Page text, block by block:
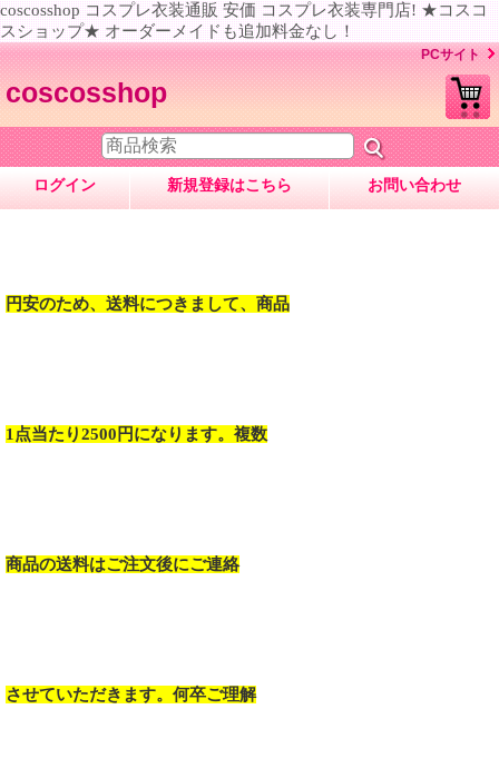
coscosshop コスプレ衣装通販 安価 コスプレ衣装専門店! ★コスコ
スショップ★ オーダーメイドも追加料金なし！
PCサイト
coscosshop
ログイン 新規登録はこちら お問い合わせ
円安のため、送料につきまして、商品
1点当たり2500円になります。複数
商品の送料はご注文後にご連絡
させていただきます。何卒ご理解